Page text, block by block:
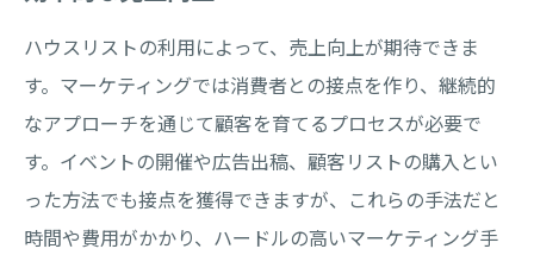
ハウスリストの利用によって、売上向上が期待できま
す。マーケティングでは消費者との接点を作り、継続的
なアプローチを通じて顧客を育てるプロセスが必要で
す。イベントの開催や広告出稿、顧客リストの購入とい
った方法でも接点を獲得できますが、これらの手法だと
時間や費用がかかり、ハードルの高いマーケティング手